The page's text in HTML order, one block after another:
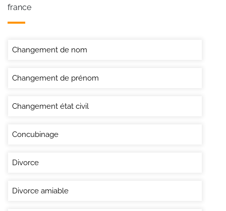
france
Changement de nom
Changement de prénom
Changement état civil
Concubinage
Divorce
Divorce amiable